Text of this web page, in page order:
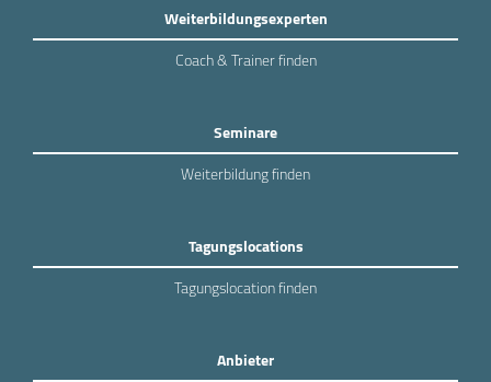
Weiterbildungsexperten
Coach & Trainer finden
Seminare
Weiterbildung finden
Tagungslocations
Tagungslocation finden
Anbieter